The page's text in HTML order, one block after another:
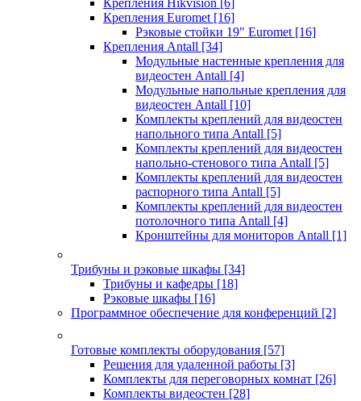
Крепления Hikvision [6]
Крепления Euromet [16]
Рэковые стойки 19" Euromet [16]
Крепления Antall [34]
Модульные настенные крепления для
видеостен Antall [4]
Модульные напольные крепления для
видеостен Antall [10]
Комплекты креплений для видеостен
напольного типа Antall [5]
Комплекты креплений для видеостен
напольно-стенового типа Antall [5]
Комплекты креплений для видеостен
распорного типа Antall [5]
Комплекты креплений для видеостен
потолочного типа Antall [4]
Кронштейны для мониторов Antall [1]
Трибуны и рэковые шкафы [34]
Трибуны и кафедры [18]
Рэковые шкафы [16]
Программное обеспечение для конференций [2]
Готовые комплекты оборудования [57]
Решения для удаленной работы [3]
Комплекты для переговорных комнат [26]
Комплекты видеостен [28]